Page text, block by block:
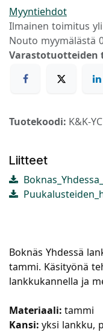
Myyntiehdot
Ilmainen toimitus
Nouto myymälästä
Varastotuotteiden
Tuotekoodi: K&K-
Liitteet
Boknäs Yhdessä
tammi. Käsityönä
lankkukannella ja
Materiaali: tammi
Kansi: yksi lankku,